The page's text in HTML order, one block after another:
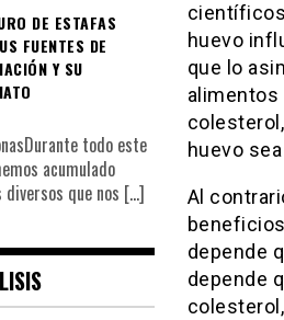
huevo
que lo
alimentos
huevo
Al
depende
depende
DE ESTAFAS
FUENTES DE
Y SU
todo este
acumulado
que nos […]